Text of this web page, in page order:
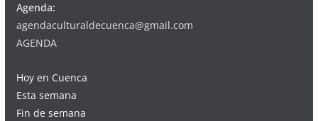
Agenda:
agendaculturaldecuenca@gmail.com
AGENDA
Hoy en Cuenca
Esta semana
Fin de semana